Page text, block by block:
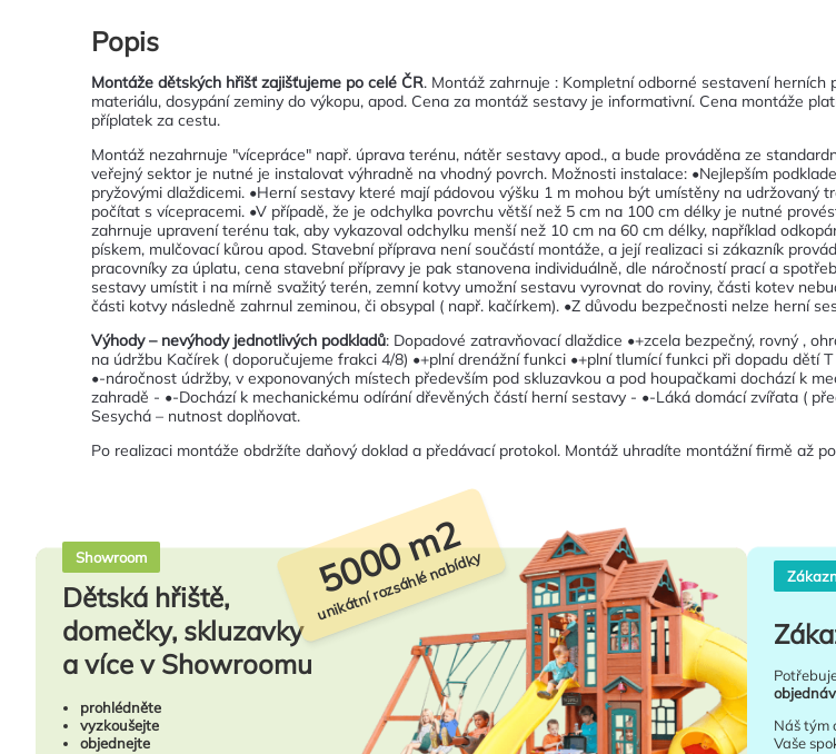
Popis
Montáže dětských hřišť zajišťujeme po celé ČR. Montáž zahrnuje : Kompletní odborné sestavení
materiálu, dosypání zeminy do výkopu, apod. Cena za montáž sestavy je informativní. Cena montáže
příplatek za cestu.
Montáž nezahrnuje "vícepráce" např. úprava terénu, nátěr sestavy apod., a bude prováděna ze
veřejný sektor je nutné je instalovat výhradně na vhodný povrch. Možnosti instalace: •Nejlepším
pryžovými dlaždicemi. •Herní sestavy které mají pádovou výšku 1 m mohou být umístěny na
počítat s vícepracemi. •V případě, že je odchylka povrchu větší než 5 cm na 100 cm délky je nutné
zahrnuje upravení terénu tak, aby vykazoval odchylku menší než 10 cm na 60 cm délky, například
pískem, mulčovací kůrou apod. Stavební příprava není součástí montáže, a její realizaci si zákazník
pracovníky za úplatu, cena stavební přípravy je pak stanovena individuálně, dle náročností prací a
sestavy umístit i na mírně svažitý terén, zemní kotvy umožní sestavu vyrovnat do roviny, části kotev
části kotvy následně zahrnul zeminou, či obsypal ( např. kačírkem). •Z důvodu bezpečnosti nelze herní
Výhody – nevýhody jednotlivých podkladů: Dopadové zatravňovací dlaždice •+zcela bezpečný, rovný ,
na údržbu Kačírek ( doporučujeme frakci 4/8) •+plní drenážní funkci •+plní tlumící funkci při dopadu dětí
•-náročnost údržby, v exponovaných místech především pod skluzavkou a pod houpačkami dochází k
zahradě - •-Dochází k mechanickému odírání dřevěných částí herní sestavy - •-Láká domácí zvířata (
Sesychá – nutnost doplňovat.
Po realizaci montáže obdržíte daňový doklad a předávací protokol. Montáž uhradíte montážní firmě až
Showroom
Dětská hřiště,
domečky, skluzavky
a více v Showroomu
prohlédněte
vyzkoušejte
objednejte
5000 m2
unikátní rozsáhlé nabídky
Náš tým
Vaše